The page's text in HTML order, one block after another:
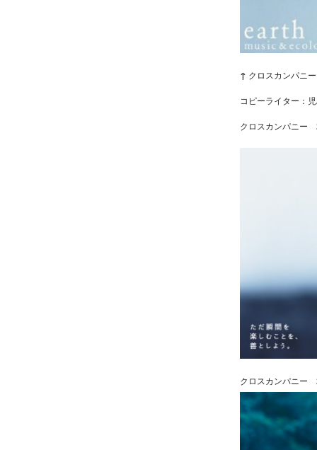
↑ クロスカンパニ
コピーライター：
クロスカンパニー
クロスカンパニー